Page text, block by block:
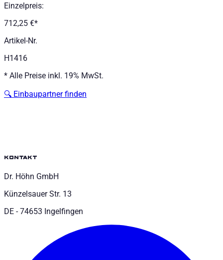
Einzelpreis:
712,25 €*
Artikel-Nr.
H1416
* Alle Preise inkl. 19% MwSt.
🔍 Einbaupartner finden
kontakt
Dr. Höhn GmbH
Künzelsauer Str. 13
DE - 74653 Ingelfingen